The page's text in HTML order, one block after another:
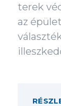
terek
az